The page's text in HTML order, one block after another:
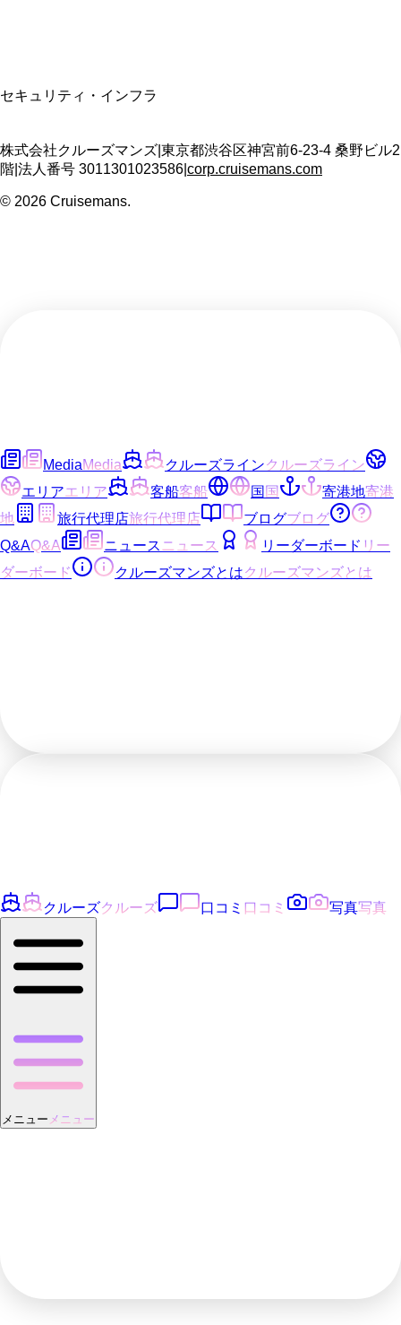
セキュリティ・インフラ
株式会社クルーズマンズ 東京都渋谷区神宮前6-23-4 桑野ビル2
階 法人番号 3011301023586 corp.cruisemans.com
© 2026 Cruisemans.
MediaMedia クルーズラインクルーズライン
エリアエリア 客船客船 国 国 寄港地寄港
地
旅行代理店旅行代理店 ブログブログ
Q&AQ&A ニュースニュース リーダーボード リー
ダーボード
クルーズマンズとはクルーズマンズとは
クルーズクルーズ 口コミ 口コミ 写真写真
メニュー メニュー